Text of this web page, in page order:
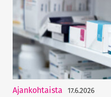
Ajankohtaista 17.6.2026